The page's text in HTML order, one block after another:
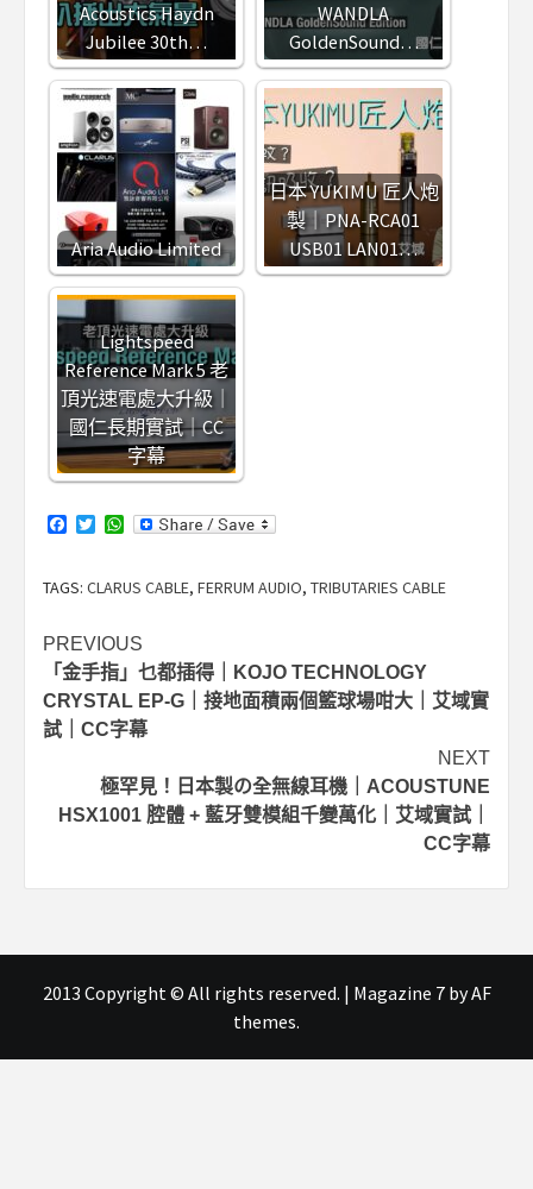
Acoustics Haydn
Jubilee 30th…
WANDLA
GoldenSound…
Aria Audio Limited
日本 YUKIMU 匠人炮
製｜PNA-RCA01
USB01 LAN01…
Lightspeed
Reference Mark 5 老
頂光速電處大升級｜
國仁長期實試｜CC
字幕
Facebook
TwitterWhatsApp
TAGS: CLARUS CABLE, FERRUM AUDIO, TRIBUTARIES CABLE
Post
navigation
PREVIOUS
「金手指」乜都插得｜KOJO TECHNOLOGY
CRYSTAL EP-G｜接地面積兩個籃球場咁大｜艾域實
試｜CC字幕
NEXT
極罕見！日本製の全無線耳機｜ACOUSTUNE
HSX1001 腔體 + 藍牙雙模組千變萬化｜艾域實試｜
CC字幕
2013 Copyright © All rights reserved. | Magazine 7by AF
themes.